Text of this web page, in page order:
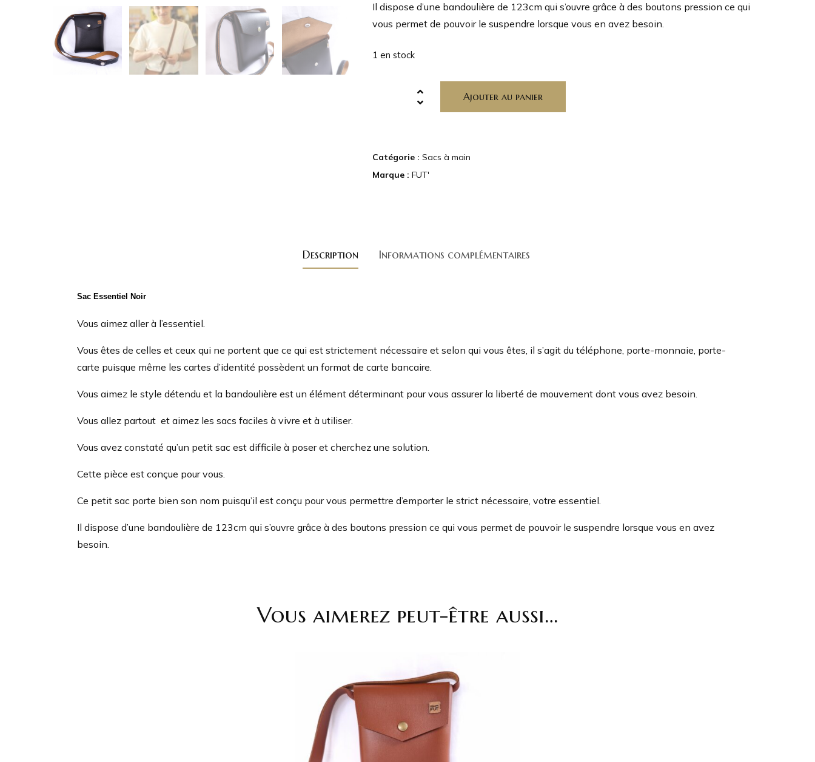
Il dispose d’une bandoulière de 123cm qui s’ouvre grâce à des boutons pression ce qui
vous permet de pouvoir le suspendre lorsque vous en avez besoin.
1 en stock
Ajouter au panier
Catégorie : Sacs à main
Marque : FUT'
Description Informations complémentaires
Sac Essentiel Noir
Vous aimez aller à l’essentiel.
Vous êtes de celles et ceux qui ne portent que ce qui est strictement nécessaire et selon qui vous êtes, il s’agit du téléphone, porte-monnaie, porte-
carte puisque même les cartes d’identité possèdent un format de carte bancaire.
Vous aimez le style détendu et la bandoulière est un élément déterminant pour vous assurer la liberté de mouvement dont vous avez besoin.
Vous allez partout et aimez les sacs faciles à vivre et à utiliser.
Vous avez constaté qu’un petit sac est difficile à poser et cherchez une solution.
Cette pièce est conçue pour vous.
Ce petit sac porte bien son nom puisqu’il est conçu pour vous permettre d’emporter le strict nécessaire, votre essentiel.
Il dispose d’une bandoulière de 123cm qui s’ouvre grâce à des boutons pression ce qui vous permet de pouvoir le suspendre lorsque vous en avez
besoin.
Vous aimerez peut-être aussi…